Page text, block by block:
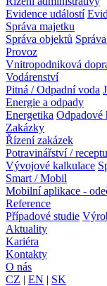
Evidence událostí
Správa majetku
Správa objektů
Provoz
Vnitropodniková
Vodárenství
Pitná / Odpadní voda
Energie a odpady
Energetika Odpadové
Zakázky
Řízení zakázek
Potravinářství /
Vývojové kalkulace
Smart / Mobil
Mobilní aplikace -
Reference
Případové studie
Aktuality
Kariéra
Kontakty
O nás
CZ | EN | SK